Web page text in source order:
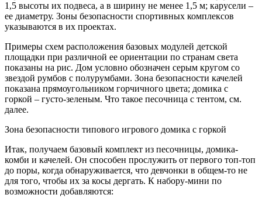
1,5 высоты их подвеса, а в ширину не менее 1,5 м; карусели –
ее диаметру. Зоны безопасности спортивных комплексов
указываются в их проектах.
Примеры схем расположения базовых модулей детской
площадки при различной ее ориентации по странам света
показаны на рис. Дом условно обозначен серым кругом со
звездой румбов с полурумбами. Зона безопасности качелей
показана прямоугольником горчичного цвета; домика с
горкой – густо-зеленым. Что такое песочница с тентом, см.
далее.
Зона безопасности типового игрового домика с горкой
Итак, получаем базовый комплект из песочницы, домика-
комби и качелей. Он способен прослужить от первого топ-топ
до поры, когда обнаруживается, что девчонки в общем-то не
для того, чтобы их за косы дергать. К набору-мини по
возможности добавляются: